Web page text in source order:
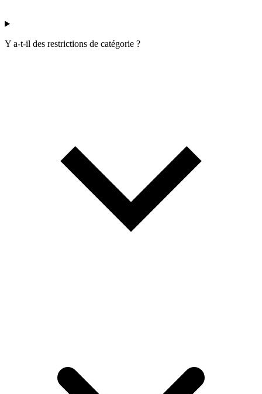
Y a-t-il des restrictions de catégorie ?